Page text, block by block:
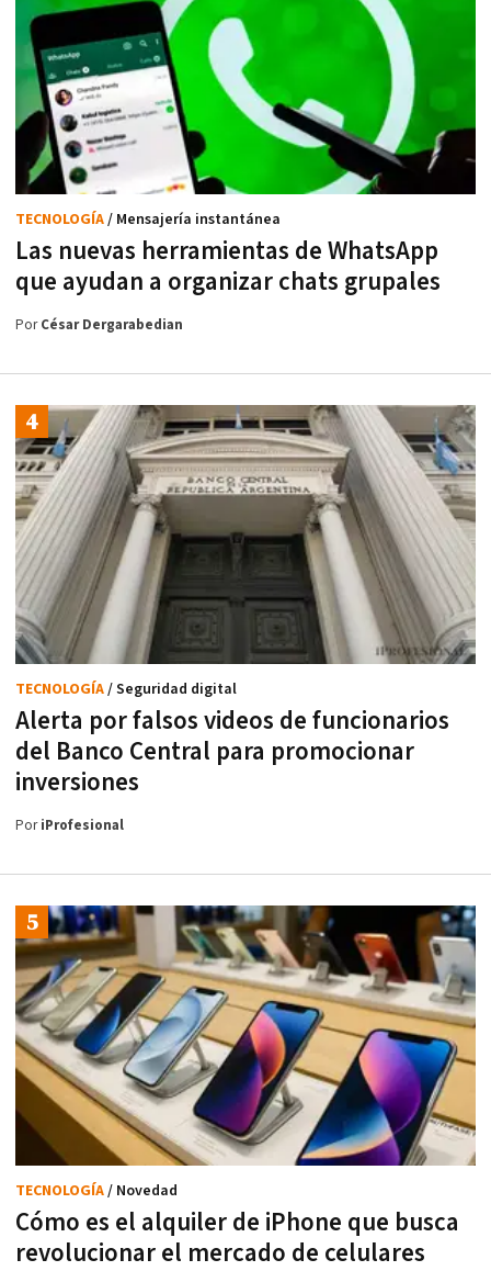
Las nuevas herramientas de WhatsApp
que ayudan a organizar chats grupales
TECNOLOGÍA/ Mensajería instantánea
PorCésar Dergarabedian
Alerta por falsos videos de funcionarios
del Banco Central para promocionar
inversiones
TECNOLOGÍA/ Seguridad digital
PoriProfesional
Cómo es el alquiler de iPhone que busca
revolucionar el mercado de celulares
TECNOLOGÍA/ Novedad